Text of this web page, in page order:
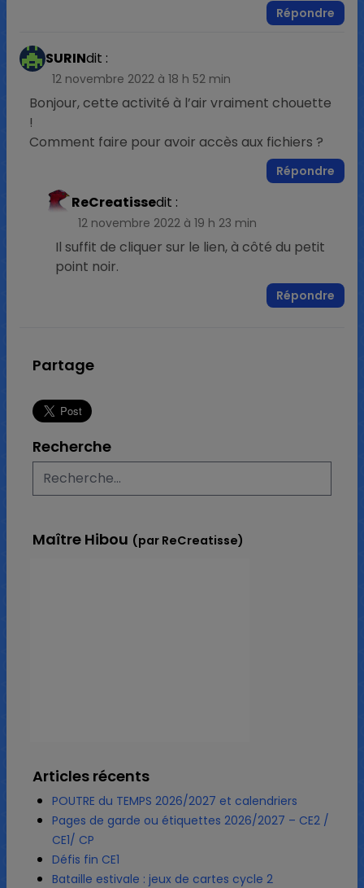
Répondre
SURINdit :
12 novembre 2022 à 18 h 52 min
Bonjour, cette activité à l’air vraiment chouette
!
Comment faire pour avoir accès aux fichiers ?
Répondre
ReCreatissedit :
12 novembre 2022 à 19 h 23 min
Il suffit de cliquer sur le lien, à côté du petit
point noir.
Répondre
Partage
Recherche
Maître Hibou (par ReCreatisse)
Articles récents
POUTRE du TEMPS 2026/2027 et calendriers
Pages de garde ou étiquettes 2026/2027 – CE2 /
CE1/ CP
Défis fin CE1
Bataille estivale : jeux de cartes cycle 2